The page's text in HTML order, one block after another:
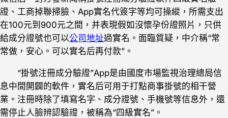
證、工商掉聯掃臉、App實名代簽字等均可操縱，所需支出
在100元到900元之間，并表現假如沒懷孕份證照片，只供
給成分證號也可以公司地址過實名。面臨質疑，中介稱“常
常做，安心。可以實名后再付款”。
“掛號注冊成分驗證”App是由國度市場監視治理總局信
息中間開闢的軟件，實名后可用于打點商事掛號的相干營
業。注冊時除了填寫名字、成分證號、手機號等信息外，還
需停止人臉辨認驗證，被稱為“四級實名”。